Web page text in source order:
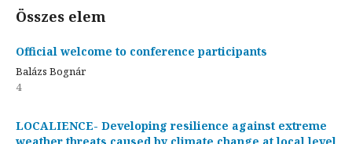
Összes elem
Official welcome to conference participants
Balázs Bognár
4
LOCALIENCE- Developing resilience against extreme
weather threats caused by climate change at local level